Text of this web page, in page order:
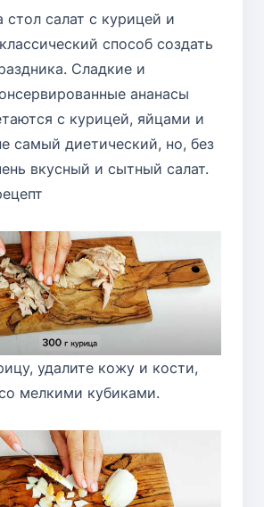
стол салат с курицей и
способ создать
Сладкие и
ананасы
с курицей, яйцами и
самый диетический, но, без
вкусный и сытный салат.
удалите кожу и кости,
мелкими кубиками.